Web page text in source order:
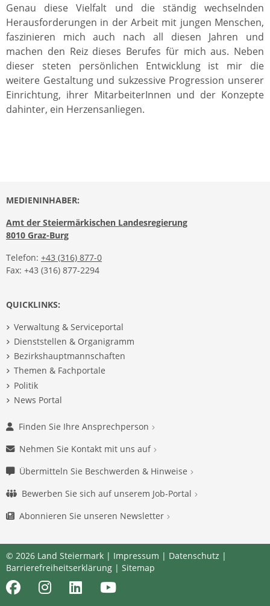
Genau diese Vielfalt und die ständig wechselnden
Herausforderungen in der Arbeit mit jungen Menschen,
faszinieren mich auch nach all diesen Jahren und
machen den Reiz dieses Berufes für mich aus. Neben
dieser steten persönlichen Entwicklung ist mir die
weitere Gestaltung und sukzessive Progression unserer
Einrichtung, ihrer MitarbeiterInnen und der Konzepte
dahinter, ein Herzensanliegen.
MEDIENINHABER:
Amt der Steiermärkischen Landesregierung
8010 Graz-Burg
Telefon: +43 (316) 877-0
Fax: +43 (316) 877-2294
QUICKLINKS:
Verwaltung & Serviceportal
Dienststellen & Organigramm
Bezirkshauptmannschaften
Themen & Fachportale
Politik
News Portal
Finden Sie Ihre Ansprechperson
Nehmen Sie Kontakt mit uns auf
Übermitteln Sie Beschwerden & Hinweise
Bewerben Sie sich auf unserem Job-Portal
Abonnieren Sie unseren Newsletter
© 2026 Land Steiermark | Impressum | Datenschutz |
Barrierefreiheitserklärung | Sitemap
FacebookInstagramLinkedInYoutube